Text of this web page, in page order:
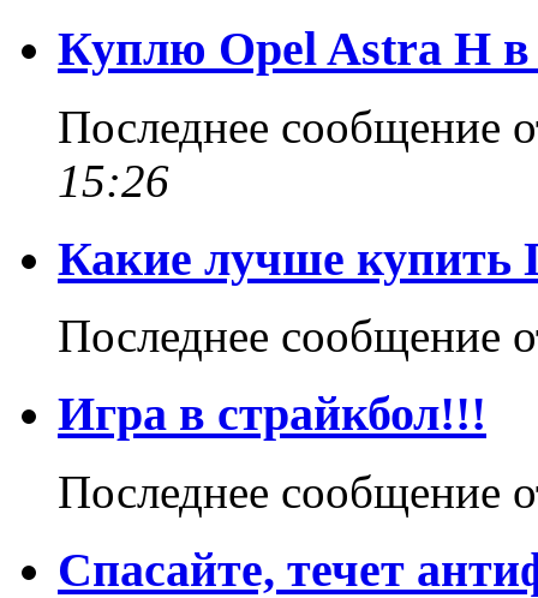
Куплю Opel Astra H в
Последнее сообщение
15:26
Какие лучше
Последнее сообщение
Игра в страйкбол!!!
Последнее сообщение
Спасайте, течет